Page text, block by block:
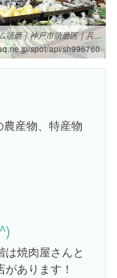
ナナ・ファーム須磨｜神戸市須磨区｜兵庫県｜まちこみZAQ
spot/api/sh996760
産物、特産物
焼肉屋さんと
あります！